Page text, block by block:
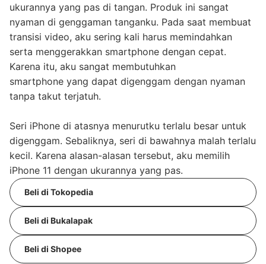
ukurannya yang pas di tangan. Produk ini sangat
nyaman di genggaman tanganku. Pada saat membuat
transisi video, aku sering kali harus memindahkan
serta menggerakkan smartphone dengan cepat.
Karena itu, aku sangat membutuhkan
smartphone yang dapat digenggam dengan nyaman
tanpa takut terjatuh.
Seri iPhone di atasnya menurutku terlalu besar untuk
digenggam. Sebaliknya, seri di bawahnya malah terlalu
kecil. Karena alasan-alasan tersebut, aku memilih
iPhone 11 dengan ukurannya yang pas.
Beli di Tokopedia
Beli di Bukalapak
Beli di Shopee